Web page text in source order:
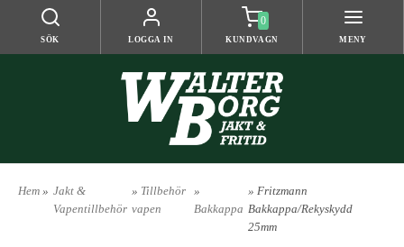
SÖK LOGGA IN
0
KUNDVAGN MENY
Hem » Jakt &
Vapentillbehör
» Tillbehör
vapen
»
Bakkappa
» Fritzmann
Bakkappa/Rekyskydd
25mm